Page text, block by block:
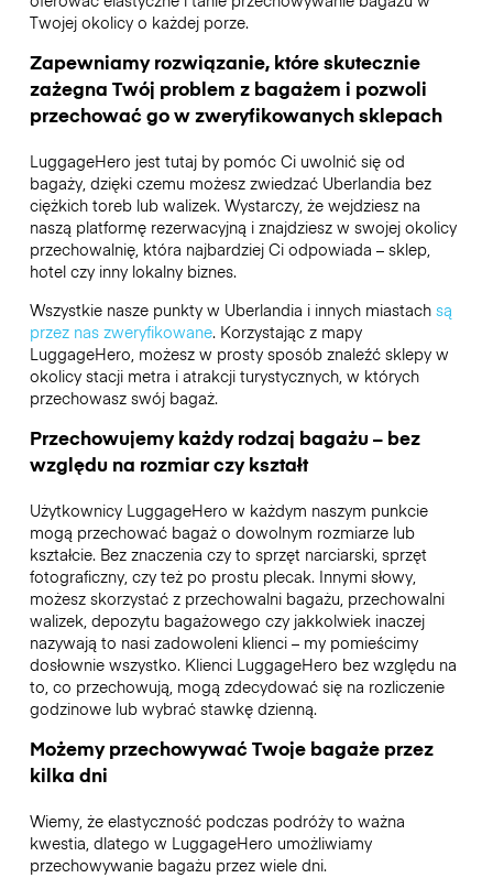
Twojej okolicy o każdej porze.
Zapewniamy rozwiązanie, które skutecznie
zażegna Twój problem z bagażem i pozwoli
przechować go w zweryfikowanych sklepach
LuggageHero jest tutaj by pomóc Ci uwolnić się od
bagaży, dzięki czemu możesz zwiedzać Uberlandia bez
ciężkich toreb lub walizek. Wystarczy, że wejdziesz na
naszą platformę rezerwacyjną i znajdziesz w swojej okolicy
przechowalnię, która najbardziej Ci odpowiada – sklep,
hotel czy inny lokalny biznes.
Wszystkie nasze punkty w Uberlandia i innych miastach są
przez nas zweryfikowane. Korzystając z mapy
LuggageHero, możesz w prosty sposób znaleźć sklepy w
okolicy stacji metra i atrakcji turystycznych, w których
przechowasz swój bagaż.
Przechowujemy każdy rodzaj bagażu – bez
względu na rozmiar czy kształt
Użytkownicy LuggageHero w każdym naszym punkcie
mogą przechować bagaż o dowolnym rozmiarze lub
kształcie. Bez znaczenia czy to sprzęt narciarski, sprzęt
fotograficzny, czy też po prostu plecak. Innymi słowy,
możesz skorzystać z przechowalni bagażu, przechowalni
walizek, depozytu bagażowego czy jakkolwiek inaczej
nazywają to nasi zadowoleni klienci – my pomieścimy
dosłownie wszystko. Klienci LuggageHero bez względu na
to, co przechowują, mogą zdecydować się na rozliczenie
godzinowe lub wybrać stawkę dzienną.
Możemy przechowywać Twoje bagaże przez
kilka dni
Wiemy, że elastyczność podczas podróży to ważna
kwestia, dlatego w LuggageHero umożliwiamy
przechowywanie bagażu przez wiele dni.